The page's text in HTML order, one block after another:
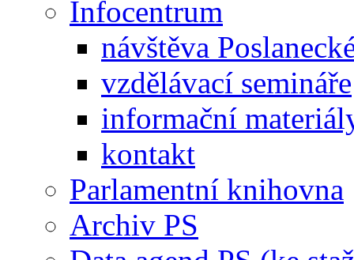
Infocentrum
návštěva
vzdělávací semináře
informační
kontakt
Parlamentní knihovna
Archiv PS